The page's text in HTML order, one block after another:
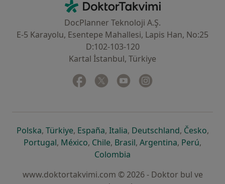
DoktorTakvimi - Ana Sayfa
DocPlanner Teknoloji A.Ş.
E-5 Karayolu, Esentepe Mahallesi, Lapis Han, No:25
D:102-103-120
Kartal İstanbul, Türkiye
Facebook
yeni bir sekmede açılır
Twitter
yeni bir sekmede açılır
Youtube
yeni bir sekmede açılır
Polskayeni bir sekmede açılır
, Türkiyeyeni bir sekmede açılır
, Españayeni bir sekmede açılır
, Italiayeni bir sekmede açılır
, Deutschlandyeni bir
, Českoyeni
,
Portugalyeni bir sekmede açılır
, Méxicoyeni bir sekmede açılır
, Chileyeni bir sekmede açılır
, Brasilyeni bir sekmede açılır
, Argentinayeni bir
, Perúyeni
,
Colombia
www.doktortakvimi.com © 2026 - Doktor bul ve